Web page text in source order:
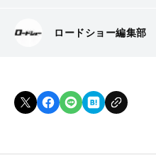
ロードショー編集部